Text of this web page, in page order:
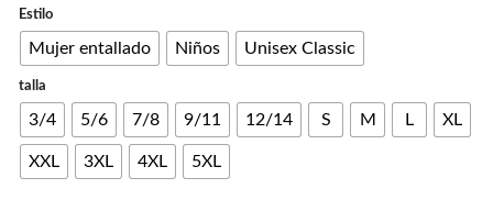
Estilo
Mujer entallado Niños Unisex Classic
talla
3/4 5/6 7/8 9/11 12/14 S M L XL
XXL 3XL 4XL 5XL